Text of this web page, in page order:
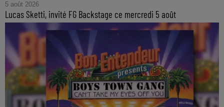
5 août 2026
Lucas Sketti, invité FG Backstage ce mercredi 5 août